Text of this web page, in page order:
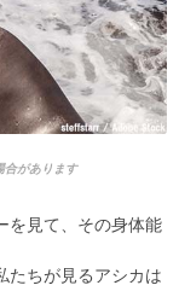
合があります
を見て、その身体能
たちが見るアシカは